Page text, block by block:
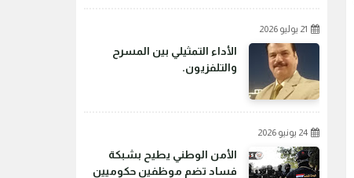
21 يوليو 2026
الأداء التمثيلي بين المسرح
والتلفزيون.
24 يونيو 2026
الأمن الوطني يطيح بشبكة
فساد تضم موظفين حكوميين